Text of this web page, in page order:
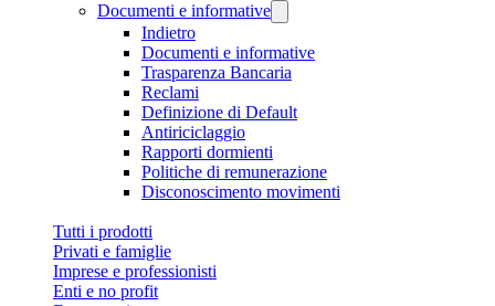
Documenti e informative
Indietro
Documenti e informative
Trasparenza Bancaria
Reclami
Definizione di Default
Antiriciclaggio
Rapporti dormienti
Politiche di remunerazione
Disconoscimento movimenti
Tutti i prodotti
Privati e famiglie
Imprese e professionisti
Enti e no profit